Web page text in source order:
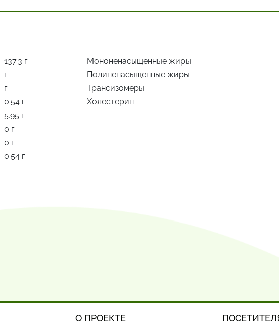
137.3 г
г
г
0.54 г
5.95 г
0 г
0 г
0.54 г
Мононенасыщенные жиры
Полиненасыщенные жиры
Трансизомеры
Холестерин
О ПРОЕКТЕ